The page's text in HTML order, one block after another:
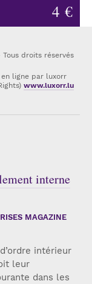
4 €
droits réservés
ligne par luxorr
www.luxorr.lu
interne
MAGAZINE
intérieur
leur
dans les